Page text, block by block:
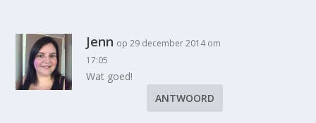
Jenn op 29 december 2014 om
17:05
Wat goed!
ANTWOORD